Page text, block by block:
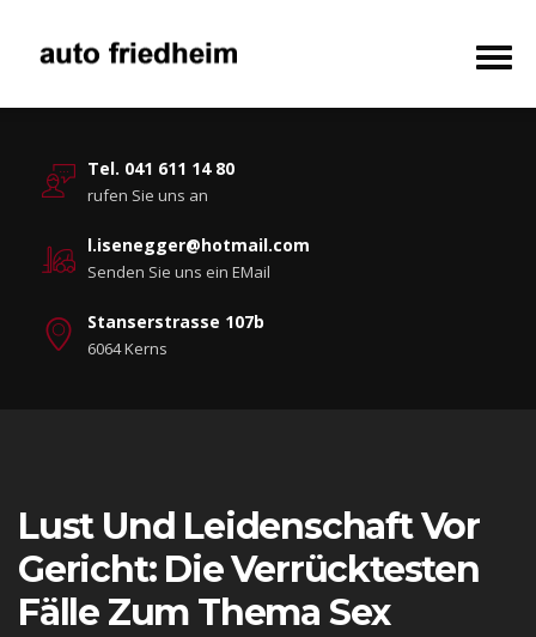
Tel. 041 611 14 80
rufen Sie uns an
l.isenegger@hotmail.com
Senden Sie uns ein EMail
Stanserstrasse 107b
6064 Kerns
Lust Und Leidenschaft Vor
Gericht: Die Verrücktesten
Fälle Zum Thema Sex